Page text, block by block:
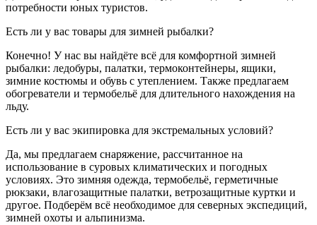
потребности юных туристов.
Есть ли у вас товары для зимней рыбалки?
Конечно! У нас вы найдёте всё для комфортной зимней
рыбалки: ледобуры, палатки, термоконтейнеры, ящики,
зимние костюмы и обувь с утеплением. Также предлагаем
обогреватели и термобельё для длительного нахождения на
льду.
Есть ли у вас экипировка для экстремальных условий?
Да, мы предлагаем снаряжение, рассчитанное на
использование в суровых климатических и погодных
условиях. Это зимняя одежда, термобельё, герметичные
рюкзаки, влагозащитные палатки, ветрозащитные куртки и
другое. Подберём всё необходимое для северных экспедиций,
зимней охоты и альпинизма.